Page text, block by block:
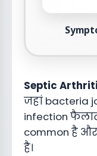
Septic
जहां bacteria
infection
common है
है।